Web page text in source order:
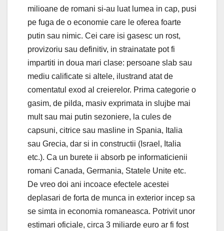
milioane de romani si-au luat lumea in cap, pusi
pe fuga de o economie care le oferea foarte
putin sau nimic. Cei care isi gasesc un rost,
provizoriu sau definitiv, in strainatate pot fi
impartiti in doua mari clase: persoane slab sau
mediu calificate si altele, ilustrand atat de
comentatul exod al creierelor. Prima categorie o
gasim, de pilda, masiv exprimata in slujbe mai
mult sau mai putin sezoniere, la cules de
capsuni, citrice sau masline in Spania, Italia
sau Grecia, dar si in constructii (Israel, Italia
etc.). Ca un burete ii absorb pe informaticienii
romani Canada, Germania, Statele Unite etc.
De vreo doi ani incoace efectele acestei
deplasari de forta de munca in exterior incep sa
se simta in economia romaneasca. Potrivit unor
estimari oficiale, circa 3 miliarde euro ar fi fost